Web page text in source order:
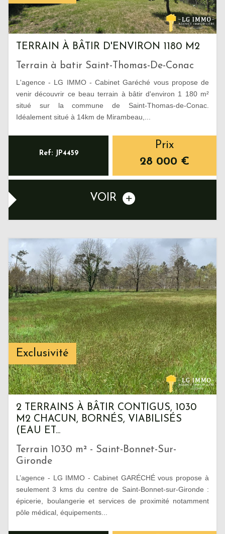
TERRAIN À BÂTIR D'ENVIRON 1180 M2
Terrain à batir Saint-Thomas-De-Conac
L'agence - LG IMMO - Cabinet Garéché vous propose de
venir découvrir ce beau terrain à bâtir d'environ 1 180 m²
situé sur la commune de Saint-Thomas-de-Conac.
Idéalement situé à 14km de Mirambeau,...
Ref: JP4459
Prix
28 000 €
VOIR
Exclusivité
2 TERRAINS À BÂTIR CONTIGUS, 1030
M2 CHACUN, BORNÉS, VIABILISÉS
(EAU ET...
Terrain 1030 m² - Saint-Bonnet-Sur-
Gironde
L’agence - LG IMMO - Cabinet GARÉCHÉ vous propose à
seulement 3 kms du centre de Saint-Bonnet-sur-Gironde :
épicerie, boulangerie et services de proximité notamment
pôle médical, équipements...